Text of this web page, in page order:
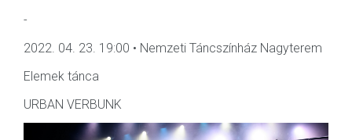
-
2022. 04. 23. 19:00 • Nemzeti Táncszínház Nagyterem
Elemek tánca
URBAN VERBUNK